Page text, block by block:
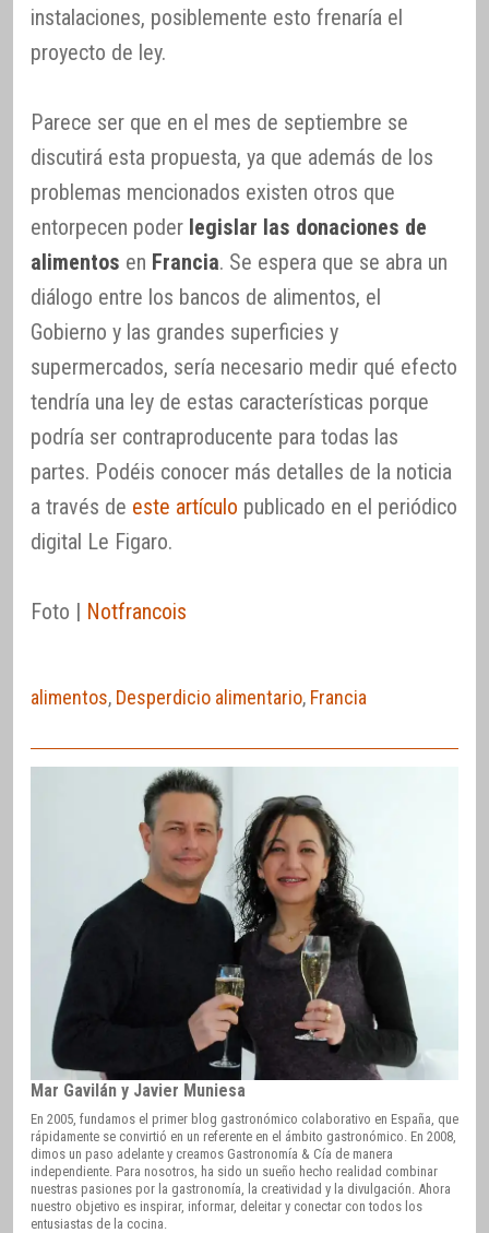
instalaciones, posiblemente esto frenaría el
proyecto de ley.
Parece ser que en el mes de septiembre se
discutirá esta propuesta, ya que además de los
problemas mencionados existen otros que
entorpecen poder legislar las donaciones de
alimentos en Francia. Se espera que se abra un
diálogo entre los bancos de alimentos, el
Gobierno y las grandes superficies y
supermercados, sería necesario medir qué efecto
tendría una ley de estas características porque
podría ser contraproducente para todas las
partes. Podéis conocer más detalles de la noticia
a través de este artículo publicado en el periódico
digital Le Figaro.
Foto | Notfrancois
alimentos, Desperdicio alimentario, Francia
Mar Gavilán y Javier Muniesa
En 2005, fundamos el primer blog gastronómico colaborativo en España, que
rápidamente se convirtió en un referente en el ámbito gastronómico. En 2008,
dimos un paso adelante y creamos Gastronomía & Cía de manera
independiente. Para nosotros, ha sido un sueño hecho realidad combinar
nuestras pasiones por la gastronomía, la creatividad y la divulgación. Ahora
nuestro objetivo es inspirar, informar, deleitar y conectar con todos los
entusiastas de la cocina.